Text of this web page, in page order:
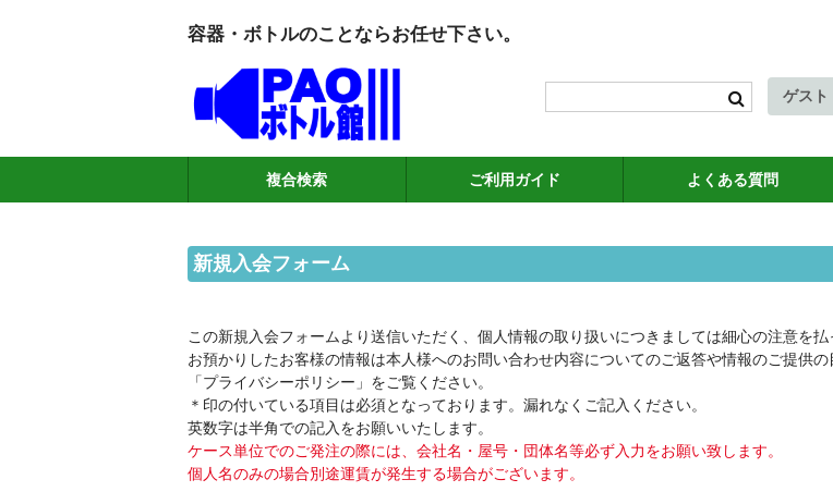
容器・ボトルのことならお任せ下さい。
ゲスト
複合検索 ご利用ガイド よくある質問
新規入会フォーム
この新規入会フォームより送信いただく、個人情報の取り扱いにつきましては細心の注意を払
お預かりしたお客様の情報は本人様へのお問い合わせ内容についてのご返答や情報のご提供
「プライバシーポリシー」をご覧ください。
＊印の付いている項目は必須となっております。漏れなくご記入ください。
英数字は半角での記入をお願いいたします。
ケース単位でのご発注の際には、会社名・屋号・団体名等必ず入力をお願い致します。
個人名のみの場合別途運賃が発生する場合がございます。